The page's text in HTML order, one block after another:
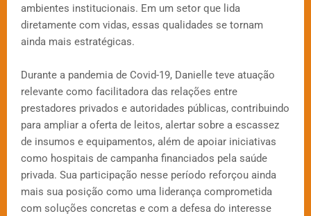
ambientes institucionais. Em um setor que lida
diretamente com vidas, essas qualidades se tornam
ainda mais estratégicas.
Durante a pandemia de Covid-19, Danielle teve atuação
relevante como facilitadora das relações entre
prestadores privados e autoridades públicas, contribuindo
para ampliar a oferta de leitos, alertar sobre a escassez
de insumos e equipamentos, além de apoiar iniciativas
como hospitais de campanha financiados pela saúde
privada. Sua participação nesse período reforçou ainda
mais sua posição como uma liderança comprometida
com soluções concretas e com a defesa do interesse